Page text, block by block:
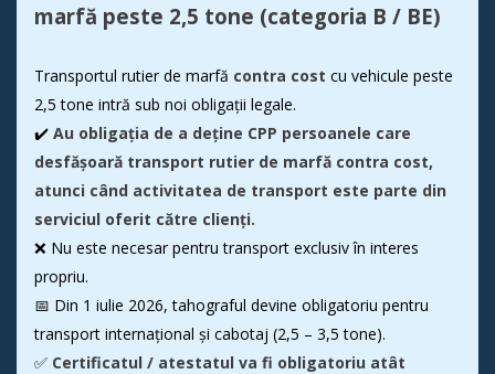
marfă peste 2,5 tone (categoria B / BE)
Transportul rutier de marfă contra cost cu vehicule peste
2,5 tone intră sub noi obligații legale.
✔️ Au obligația de a deține CPP persoanele care
desfășoară transport rutier de marfă contra cost,
atunci când activitatea de transport este parte din
serviciul oferit către clienți.
❌ Nu este necesar pentru transport exclusiv în interes
propriu.
📅 Din 1 iulie 2026, tahograful devine obligatoriu pentru
transport internațional și cabotaj (2,5 – 3,5 tone).
✅ Certificatul / atestatul va fi obligatoriu atât